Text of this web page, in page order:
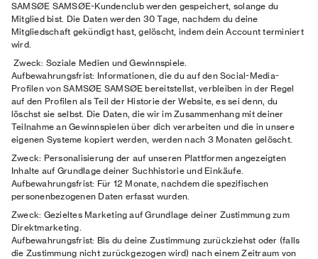
SAMSØE SAMSØE-Kundenclub werden gespeichert, solange du
Mitglied bist. Die Daten werden 30 Tage, nachdem du deine
Mitgliedschaft gekündigt hast, gelöscht, indem dein Account terminiert
wird.
Zweck: Soziale Medien und Gewinnspiele.
Aufbewahrungsfrist: Informationen, die du auf den Social-Media-
Profilen von SAMSØE SAMSØE bereitstellst, verbleiben in der Regel
auf den Profilen als Teil der Historie der Website, es sei denn, du
löschst sie selbst. Die Daten, die wir im Zusammenhang mit deiner
Teilnahme an Gewinnspielen über dich verarbeiten und die in unsere
eigenen Systeme kopiert werden, werden nach 3 Monaten gelöscht.
Zweck: Personalisierung der auf unseren Plattformen angezeigten
Inhalte auf Grundlage deiner Suchhistorie und Einkäufe.
Aufbewahrungsfrist: Für 12 Monate, nachdem die spezifischen
personenbezogenen Daten erfasst wurden.
Zweck: Gezieltes Marketing auf Grundlage deiner Zustimmung zum
Direktmarketing.
Aufbewahrungsfrist: Bis du deine Zustimmung zurückziehst oder (falls
die Zustimmung nicht zurückgezogen wird) nach einem Zeitraum von